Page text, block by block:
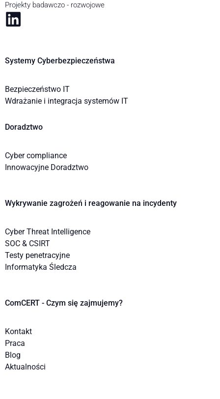
Projekty badawczo - rozwojowe
Systemy Cyberbezpieczeństwa
Bezpieczeństwo IT
Wdrażanie i integracja systemów IT
Doradztwo
Cyber compliance
Innowacyjne Doradztwo
Wykrywanie zagrożeń i reagowanie na incydenty
Cyber Threat Intelligence
SOC & CSIRT
Testy penetracyjne
Informatyka Śledcza
ComCERT - Czym się zajmujemy?
Kontakt
Praca
Blog
Aktualności